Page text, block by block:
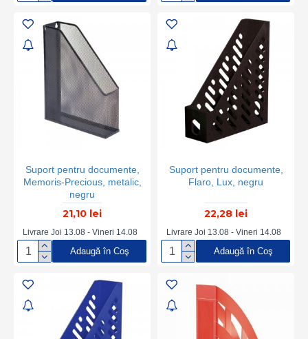
Suporturi Depozitare
Documente
Suport pentru documente,
Memoris-Precious, metalic,
negru
21,10 lei
Livrare Joi 13.08 - Vineri 14.08
Adaugă în Coş
Suport pentru documente,
Flaro, Lux, negru
22,28 lei
Livrare Joi 13.08 - Vineri 14.08
Adaugă în Coş